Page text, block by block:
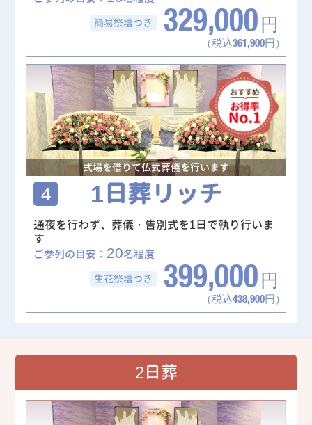
簡易祭壇つき 329,000 円
（税込361,900円）
式場を借りて仏式葬儀を行います
4 1日葬リッチ
通夜を行わず、葬儀・告別式を1日で執り行いま
す
ご参列の目安： 20名程度
生花祭壇つき 399,000 円
（税込438,900円）
2日葬